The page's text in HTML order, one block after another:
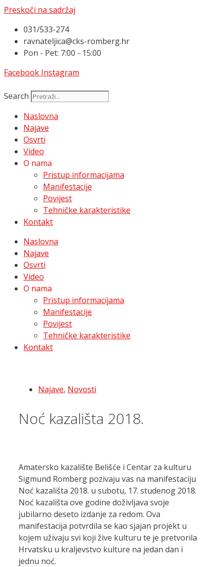
Preskoči na sadržaj
031/533-274
ravnateljica@cks-romberg.hr
Pon - Pet: 7:00 - 15:00
Facebook Instagram
Search
Naslovna
Najave
Osvrti
Video
O nama
Pristup informacijama
Manifestacije
Povijest
Tehničke karakteristike
Kontakt
Naslovna
Najave
Osvrti
Video
O nama
Pristup informacijama
Manifestacije
Povijest
Tehničke karakteristike
Kontakt
Najave, Novosti
Noć kazališta 2018.
Amatersko kazalište Belišće i Centar za kulturu
Sigmund Romberg pozivaju vas na manifestaciju
Noć kazališta 2018. u subotu, 17. studenog 2018.
Noć kazališta ove godine doživljava svoje
jubilarno deseto izdanje za redom. Ova
manifestacija potvrdila se kao sjajan projekt u
kojem uživaju svi koji žive kulturu te je pretvorila
Hrvatsku u kraljevstvo kulture na jedan dan i
jednu noć.